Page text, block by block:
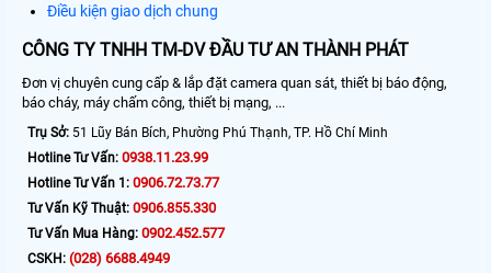
Điều kiện giao dịch chung
CÔNG TY TNHH TM-DV ĐẦU TƯ AN THÀNH PHÁT
Đơn vị chuyên cung cấp & lắp đặt camera quan sát, thiết bị báo động,
báo cháy, máy chấm công, thiết bị mạng, ...
Trụ Sở: 51 Lũy Bán Bích, Phường Phú Thạnh, TP. Hồ Chí Minh
Hotline Tư Vấn: 0938.11.23.99
Hotline Tư Vấn 1: 0906.72.73.77
Tư Vấn Kỹ Thuật: 0906.855.330
Tư Vấn Mua Hàng: 0902.452.577
CSKH: (028) 6688.4949